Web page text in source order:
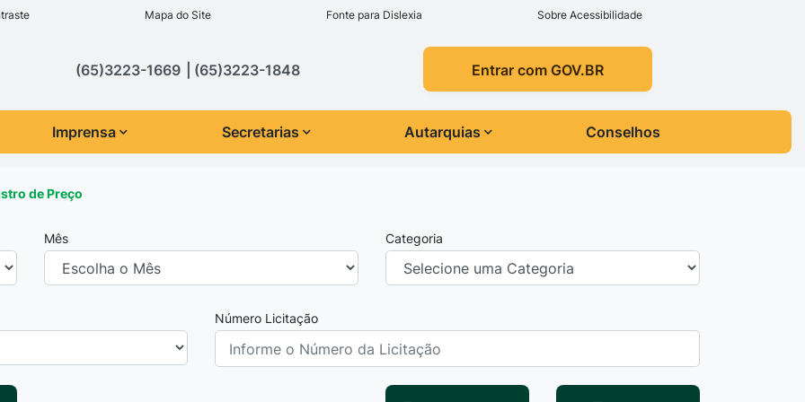
de acessibilidade
Mapa do Site Fonte para Dislexia Sobre Acessibilidade
(65)3223-1669 (65)3223-1848 Entrar com GOV.BR
Imprensa Secretarias Autarquias Conselhos
de Preço
Mês Categoria
Número Licitação